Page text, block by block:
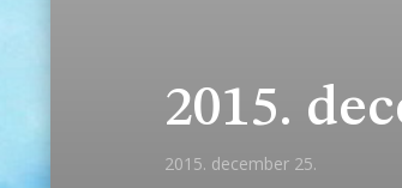
2015.
2015. december 25.